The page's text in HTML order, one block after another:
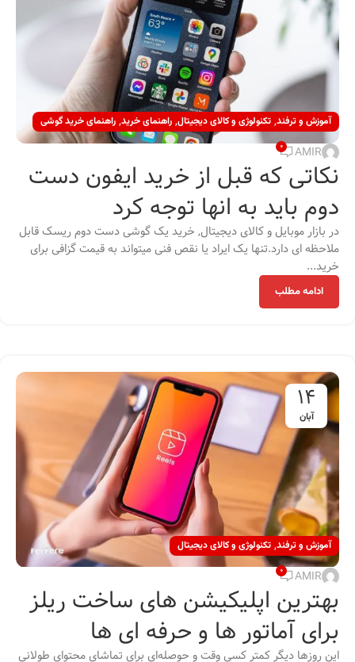
آموزش و ترفند, تکنولوژی و کالای دیجیتال, راهنمای خرید, راهنمای خرید گوشی
AMIR
0
نکاتی که قبل از خرید ایفون دست
دوم باید به انها توجه کرد
در بازار موبایل و کالای دیجیتال, خرید یک گوشی دست دوم ریسک قابل
ملاحظه ای دارد.تنها یک ایراد یا نقص فنی میتواند به قیمت گزافی برای
خرید...
ادامه مطلب
14
آبان
آموزش و ترفند, تکنولوژی و کالای دیجیتال
AMIR
0
بهترین اپلیکیشن های ساخت ریلز
برای آماتور ها و حرفه ای ها
این روزها دیگر کمتر کسی وقت و حوصله‌ای برای تماشای محتوای طولانی